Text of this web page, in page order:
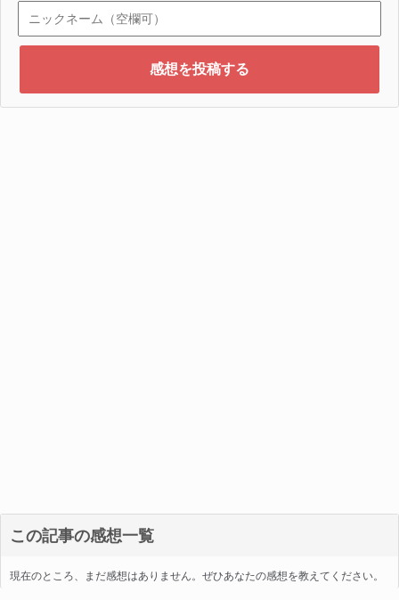
この記事の感想一覧
現在のところ、まだ感想はありません。ぜひあなたの感想を教えてください。